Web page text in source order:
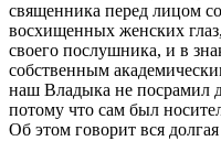
священника перед лицом
восхищенных женских
своего послушника, и в
собственным
наш Владыка не посрамил
потому что сам был
Об этом говорит вся